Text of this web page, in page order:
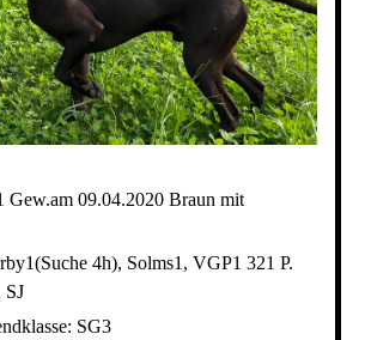
Gew.am 09.04.2020 Braun mit
4h), Solms1, VGP1 321 P.
SG3